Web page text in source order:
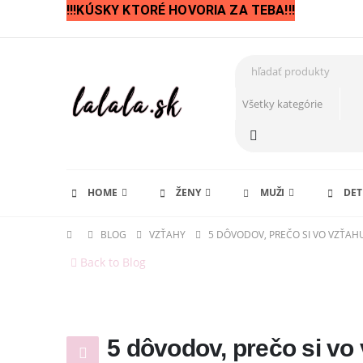
!!!KÚSKY KTORÉ HOVORIA ZA TEBA!!!
HOME ŽENY MUŽI
BLOG VZŤAHY 5 DÔVODOV, PREČO SI VO
Back to Blog
5 dôvodov, prečo si